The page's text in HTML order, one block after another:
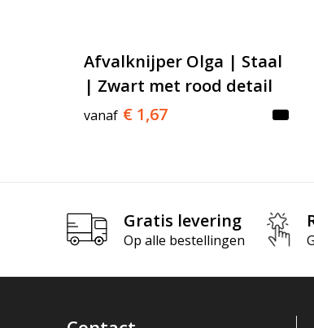
Afvalknijper Olga | Staal
| Zwart met rood detail
vanaf € 1,67
Gratis levering
Op alle bestellingen